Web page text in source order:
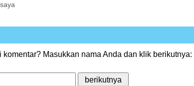
Masukkan nama Anda dan klik berikutnya: